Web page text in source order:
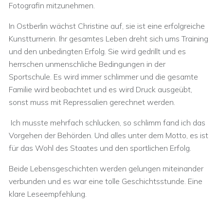
Fotografin mitzunehmen.
In Ostberlin wächst Christine auf, sie ist eine erfolgreiche
Kunstturnerin. Ihr gesamtes Leben dreht sich ums Training
und den unbedingten Erfolg. Sie wird gedrillt und es
herrschen unmenschliche Bedingungen in der
Sportschule. Es wird immer schlimmer und die gesamte
Familie wird beobachtet und es wird Druck ausgeübt,
sonst muss mit Repressalien gerechnet werden.
Ich musste mehrfach schlucken, so schlimm fand ich das
Vorgehen der Behörden. Und alles unter dem Motto, es ist
für das Wohl des Staates und den sportlichen Erfolg.
Beide Lebensgeschichten werden gelungen miteinander
verbunden und es war eine tolle Geschichtsstunde. Eine
klare Leseempfehlung.